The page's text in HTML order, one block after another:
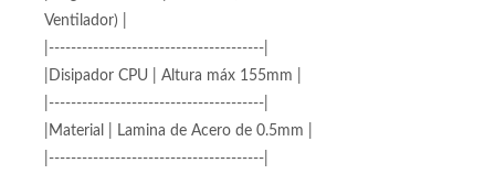
1 x 120mm aRGB ventilador incluido atrás|
|---------------------------------------|
|Largo máx. GPU | 290 mm (Normalmente Doble
Ventilador) |
|---------------------------------------|
|Disipador CPU | Altura máx 155mm |